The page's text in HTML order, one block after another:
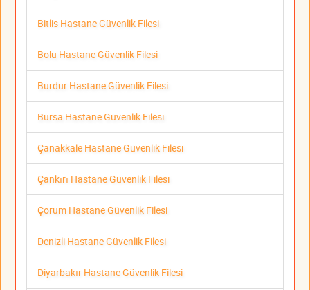
Bitlis Hastane Güvenlik Filesi
Bolu Hastane Güvenlik Filesi
Burdur Hastane Güvenlik Filesi
Bursa Hastane Güvenlik Filesi
Çanakkale Hastane Güvenlik Filesi
Çankırı Hastane Güvenlik Filesi
Çorum Hastane Güvenlik Filesi
Denizli Hastane Güvenlik Filesi
Diyarbakır Hastane Güvenlik Filesi